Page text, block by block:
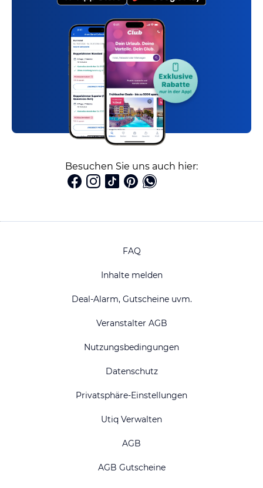
Besuchen Sie uns auch hier:
FAQ
Inhalte melden
Deal-Alarm, Gutscheine uvm.
Veranstalter AGB
Nutzungsbedingungen
Datenschutz
Privatsphäre-Einstellungen
Utiq Verwalten
AGB
AGB Gutscheine